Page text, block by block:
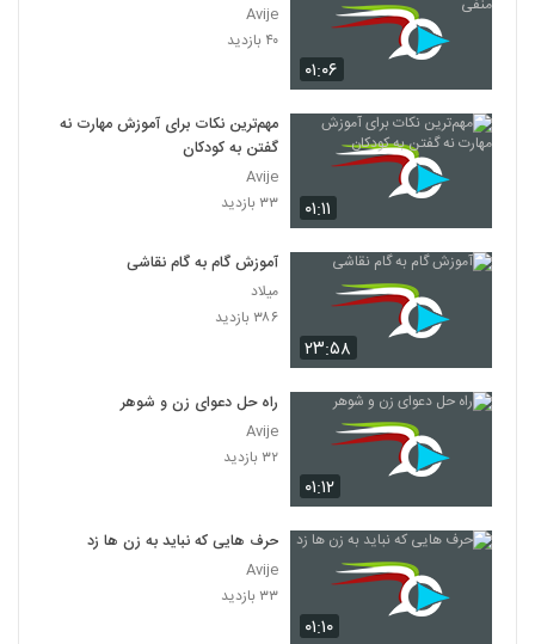
۰۱:۰۶
Avije
۴۰ بازدید
۰۱:۱۱
مهم‌ترین نکات برای آموزش مهارت نه
گفتن به کودکان
Avije
۳۳ بازدید
۲۳:۵۸
آموزش گام به گام نقاشی
میلاد
۳۸۶ بازدید
۰۱:۱۲
راه حل دعوای زن و شوهر
Avije
۳۲ بازدید
۰۱:۱۰
حرف هایی که نباید به زن ها زد
Avije
۳۳ بازدید